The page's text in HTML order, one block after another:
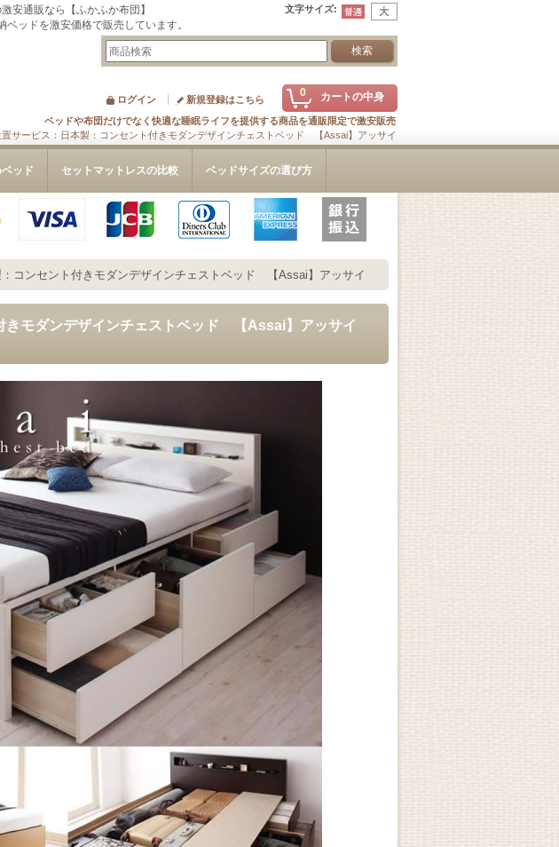
安通販なら【ふかふか布団】
ッドを激安価格で販売しています。
置サービス：日本製：コンセント付きモダンデザインチェストベッド 【Assai】アッサイ
文字サイズ:
ベッドや布団だけでなく快適な睡眠ライフを提供する商品を通販限定で激安販売
0 カートの中身
ログイン 新規登録はこちら
ッド セットマットレスの比較 ベッドサイズの選び方
コンセント付きモダンデザインチェストベッド 【Assai】アッサイ
きモダンデザインチェストベッド 【Assai】アッサイ